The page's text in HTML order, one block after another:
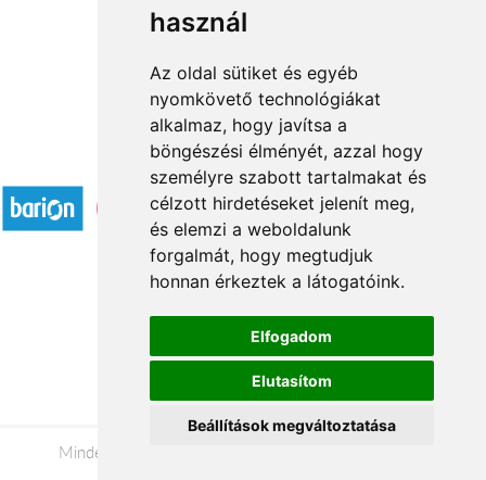
használ
Az oldal sütiket és egyéb
nyomkövető technológiákat
alkalmaz, hogy javítsa a
böngészési élményét, azzal hogy
személyre szabott tartalmakat és
célzott hirdetéseket jelenít meg,
és elemzi a weboldalunk
forgalmát, hogy megtudjuk
honnan érkeztek a látogatóink.
Elfogadom
Elutasítom
Beállítások megváltoztatása
1 2 3
Elfogadott fizetési módok
Á.SZ.F.
Impresszum
Adatkezelési tájékoztató
Minden jog fenntartva © 2026 |